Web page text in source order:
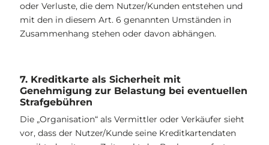
oder Verluste, die dem Nutzer/Kunden entstehen und
mit den in diesem Art. 6 genannten Umständen in
Zusammenhang stehen oder davon abhängen.
7. Kreditkarte als Sicherheit mit
Genehmigung zur Belastung bei eventuellen
Strafgebühren
Die „Organisation“ als Vermittler oder Verkäufer sieht
vor, dass der Nutzer/Kunde seine Kreditkartendaten